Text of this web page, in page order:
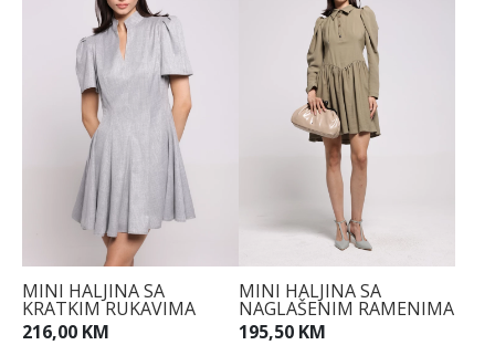
MINI HALJINA SA
KRATKIM RUKAVIMA
216,00 KM
MINI HALJINA SA
NAGLAŠENIM RAMENIMA
195,50 KM